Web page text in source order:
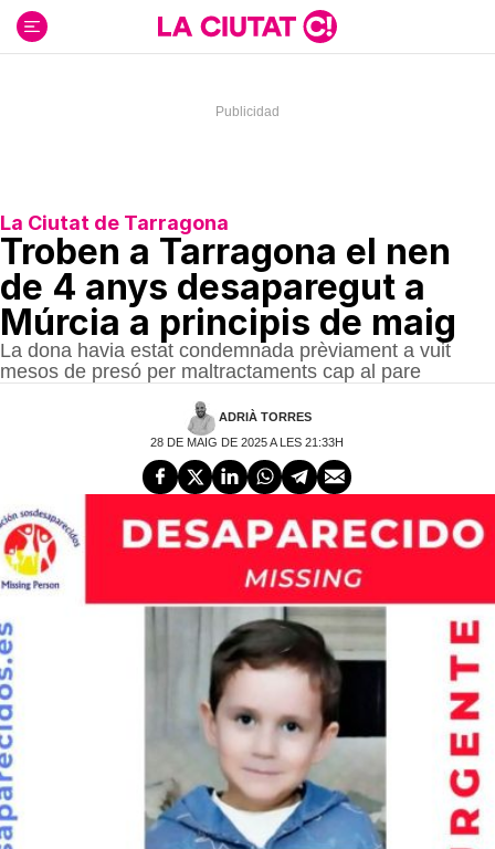
contenido
La Ciutat de Tarragona
Troben a Tarragona el nen
de 4 anys desaparegut a
Múrcia a principis de maig
La dona havia estat condemnada prèviament a vuit
mesos de presó per maltractaments cap al pare
ADRIÀ TORRES
28 DE MAIG DE 2025 A LES 21:33H